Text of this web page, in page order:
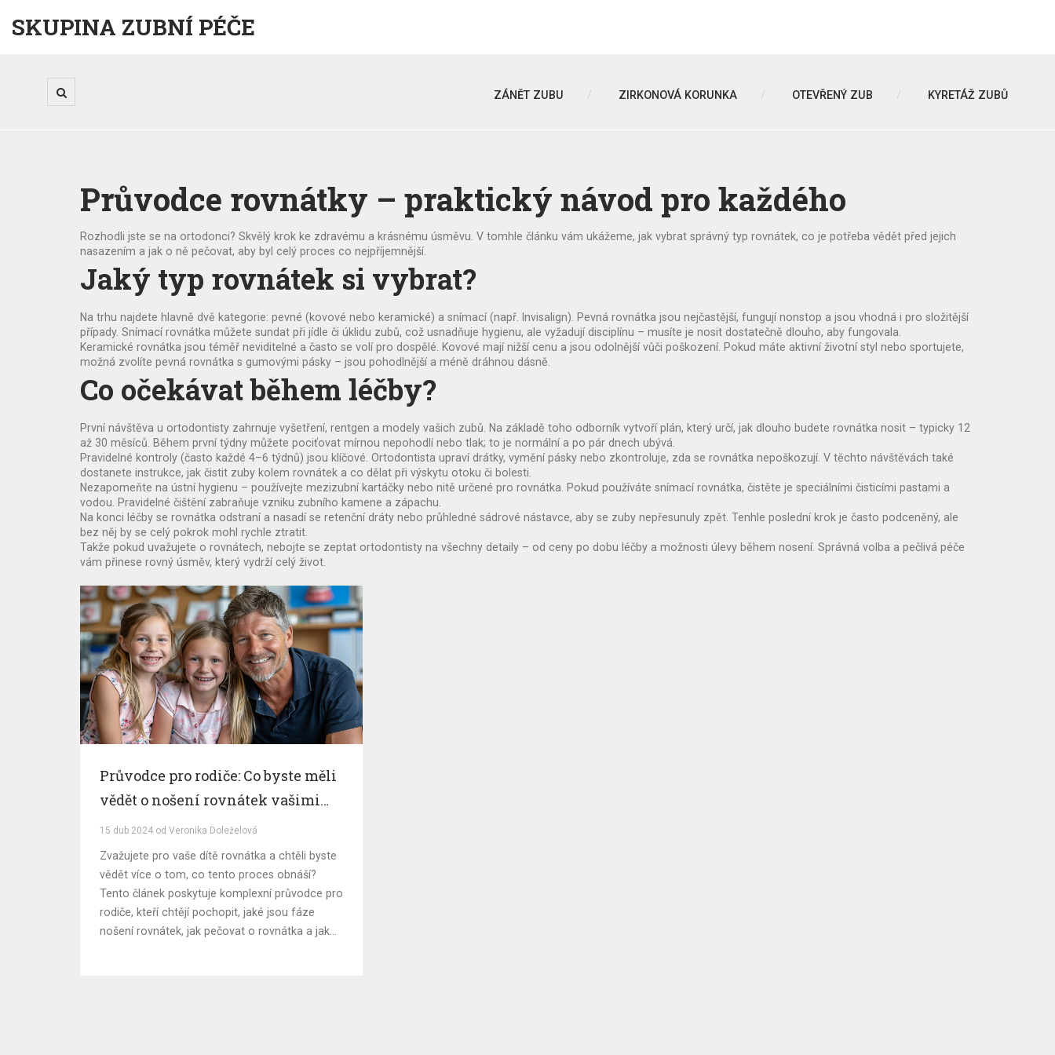
SKUPINA ZUBNÍ PÉČE
ZÁNĚT ZUBU ZIRKONOVÁ KORUNKA OTEVŘENÝ ZUB KYRETÁŽ ZUBŮ
Průvodce rovnátky – praktický návod pro každého
Rozhodli jste se na ortodonci? Skvělý krok ke zdravému a krásnému úsměvu. V tomhle článku vám ukážeme, jak vybrat správný typ rovnátek, co je potřeba vědět před jejich
nasazením a jak o ně pečovat, aby byl celý proces co nejpříjemnější.
Jaký typ rovnátek si vybrat?
Na trhu najdete hlavně dvě kategorie: pevné (kovové nebo keramické) a snímací (např. Invisalign). Pevná rovnátka jsou nejčastější, fungují nonstop a jsou vhodná i pro složitější
případy. Snímací rovnátka můžete sundat při jídle či úklidu zubů, což usnadňuje hygienu, ale vyžadují disciplínu – musíte je nosit dostatečně dlouho, aby fungovala.
Keramické rovnátka jsou téměř neviditelné a často se volí pro dospělé. Kovové mají nižší cenu a jsou odolnější vůči poškození. Pokud máte aktivní životní styl nebo sportujete,
možná zvolíte pevná rovnátka s gumovými pásky – jsou pohodlnější a méně dráhnou dásně.
Co očekávat během léčby?
První návštěva u ortodontisty zahrnuje vyšetření, rentgen a modely vašich zubů. Na základě toho odborník vytvoří plán, který určí, jak dlouho budete rovnátka nosit – typicky 12
až 30 měsíců. Během první týdny můžete pociťovat mírnou nepohodlí nebo tlak; to je normální a po pár dnech ubývá.
Pravidelné kontroly (často každé 4–6 týdnů) jsou klíčové. Ortodontista upraví drátky, vymění pásky nebo zkontroluje, zda se rovnátka nepoškozují. V těchto návštěvách také
dostanete instrukce, jak čistit zuby kolem rovnátek a co dělat při výskytu otoku či bolesti.
Nezapomeňte na ústní hygienu – používejte mezizubní kartáčky nebo nitě určené pro rovnátka. Pokud používáte snímací rovnátka, čistěte je speciálními čisticími pastami a
vodou. Pravidelné čištění zabraňuje vzniku zubního kamene a zápachu.
Na konci léčby se rovnátka odstraní a nasadí se retenční dráty nebo průhledné sádrové nástavce, aby se zuby nepřesunuly zpět. Tenhle poslední krok je často podceněný, ale
bez něj by se celý pokrok mohl rychle ztratit.
Takže pokud uvažujete o rovnátech, nebojte se zeptat ortodontisty na všechny detaily – od ceny po dobu léčby a možnosti úlevy během nosení. Správná volba a pečlivá péče
vám přinese rovný úsměv, který vydrží celý život.
Průvodce pro rodiče: Co byste měli
vědět o nošení rovnátek vašimi
dětmi
15 dub 2024 od Veronika Doleželová
Zvažujete pro vaše dítě rovnátka a chtěli byste
vědět více o tom, co tento proces obnáší?
Tento článek poskytuje komplexní průvodce pro
rodiče, kteří chtějí pochopit, jaké jsou fáze
nošení rovnátek, jak pečovat o rovnátka a jaké